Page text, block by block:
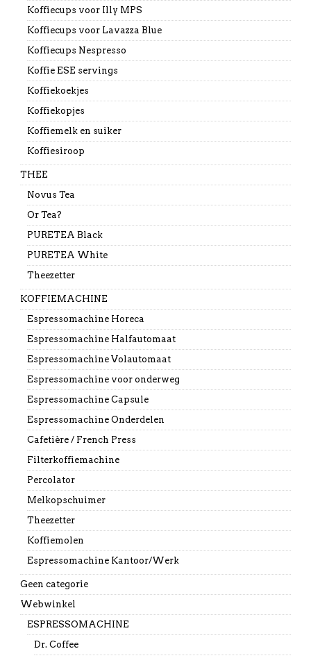
Koffiecups voor Illy MPS
Koffiecups voor Lavazza Blue
Koffiecups Nespresso
Koffie ESE servings
Koffiekoekjes
Koffiekopjes
Koffiemelk en suiker
Koffiesiroop
THEE
Novus Tea
Or Tea?
PURETEA Black
PURETEA White
Theezetter
KOFFIEMACHINE
Espressomachine Horeca
Espressomachine Halfautomaat
Espressomachine Volautomaat
Espressomachine voor onderweg
Espressomachine Capsule
Espressomachine Onderdelen
Cafetière / French Press
Filterkoffiemachine
Percolator
Melkopschuimer
Theezetter
Koffiemolen
Espressomachine Kantoor/Werk
Geen categorie
Webwinkel
ESPRESSOMACHINE
Dr. Coffee